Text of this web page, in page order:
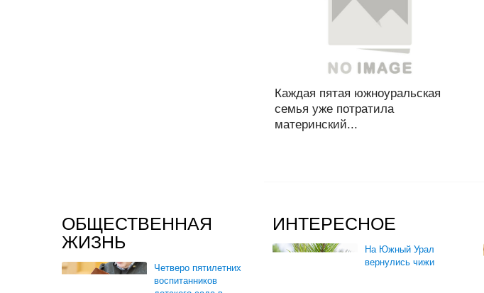
Каждая пятая южноуральская
семья уже потратила
материнский...
ОБЩЕСТВЕННАЯ
ЖИЗНЬ
Четверо пятилетних
воспитанников
ИНТЕРЕСНОЕ
На Южный Урал
вернулись чижи